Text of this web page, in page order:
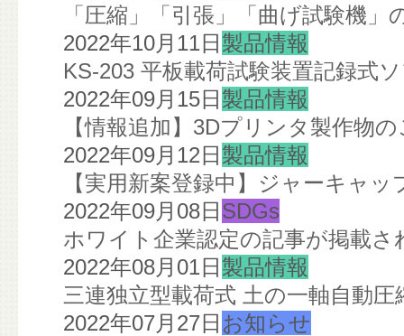
「圧縮」「引張」「曲げ試験機
2022年10月11日 製品情報
KS-203 平板載荷試験装置記録式
2022年09月15日 製品情報
【情報追加】3Dプリンタ製作物
2022年09月12日 製品情報
【実用新案登録中】ジャーキャッ
2022年09月08日 SDGs
ホワイト企業認定の記事が掲載さ
2022年08月01日 製品情報
三連独立型載荷式 土の一軸自動
2022年07月27日 お知らせ